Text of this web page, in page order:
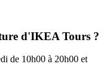
d'IKEA Tours ?
de 10h00 à 20h00 et